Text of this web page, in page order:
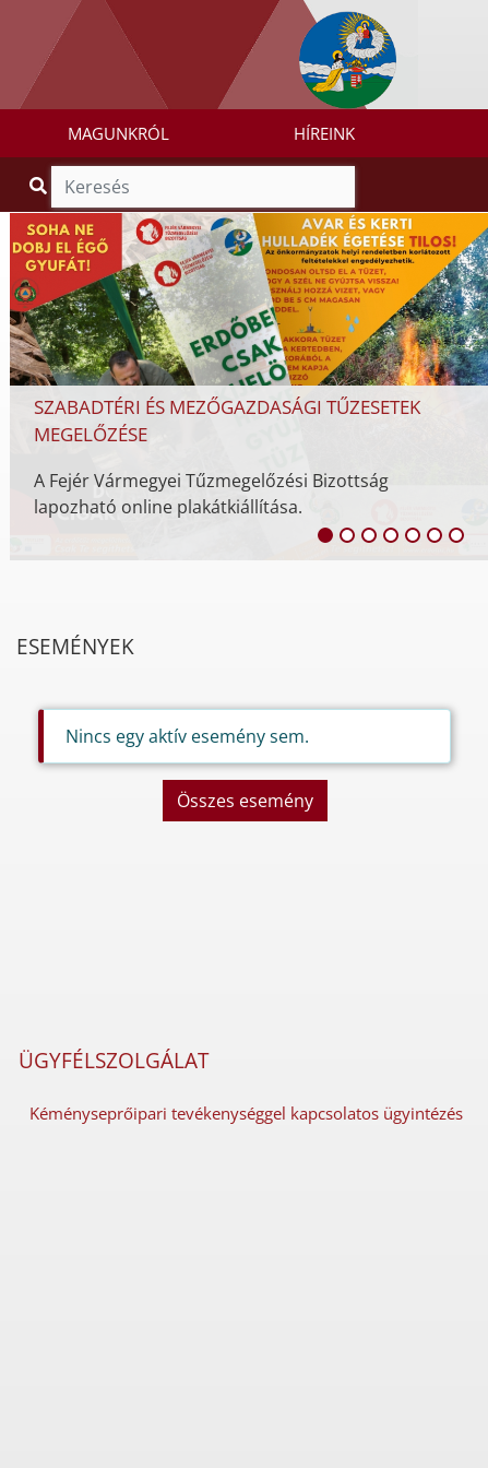
MAGUNKRÓL HÍREINK
SZABADTÉRI ÉS MEZŐGAZDASÁGI TŰZESETEK
MEGELŐZÉSE
A Fejér Vármegyei Tűzmegelőzési Bizottság
lapozható online plakátkiállítása.
ESEMÉNYEK
Nincs egy aktív esemény sem.
Összes esemény
ÜGYFÉLSZOLGÁLAT
Kéményseprőipari tevékenységgel kapcsolatos ügyintézés